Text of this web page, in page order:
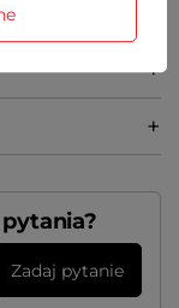
Zadaj pytanie